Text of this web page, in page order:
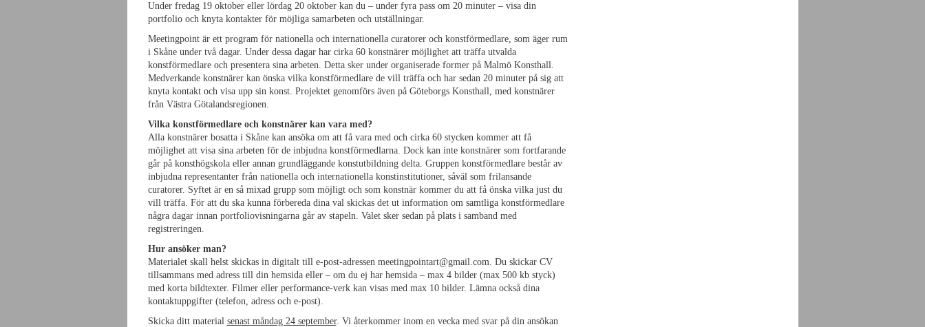
Under fredag 19 oktober eller lördag 20 oktober kan du ­– under fyra pass om 20 minuter – visa din
portfolio och knyta kontakter för möjliga samarbeten och utställningar.
Meetingpoint är ett program för nationella och internationella curatorer och konstförmedlare, som äger rum
i Skåne under två dagar. Under dessa dagar har cirka 60 konstnärer möjlighet att träffa utvalda
konstförmedlare och presentera sina arbeten. Detta sker under organiserade former på Malmö Konsthall.
Medverkande konstnärer kan önska vilka konstförmedlare de vill träffa och har sedan 20 minuter på sig att
knyta kontakt och visa upp sin konst. Projektet genomförs även på Göteborgs Konsthall, med konstnärer
från Västra Götalandsregionen.
Vilka konstförmedlare och konstnärer kan vara med?
Alla konstnärer bosatta i Skåne kan ansöka om att få vara med och cirka 60 stycken kommer att få
möjlighet att visa sina arbeten för de inbjudna konstförmedlarna. Dock kan inte konstnärer som fortfarande
går på konsthögskola eller annan grundläggande konstutbildning delta. Gruppen konstförmedlare består av
inbjudna representanter från nationella och internationella konstinstitutioner, såväl som frilansande
curatorer. Syftet är en så mixad grupp som möjligt och som konstnär kommer du att få önska vilka just du
vill träffa. För att du ska kunna förbereda dina val skickas det ut information om samtliga konstförmedlare
några dagar innan portfoliovisningarna går av stapeln. Valet sker sedan på plats i samband med
registreringen.
Hur ansöker man?
Materialet skall helst skickas in digitalt till e-post-adressen meetingpointart@gmail.com. Du skickar CV
tillsammans med adress till din hemsida eller – om du ej har hemsida – max 4 bilder (max 500 kb styck)
med korta bildtexter. Filmer eller performance-verk kan visas med max 10 bilder. Lämna också dina
kontaktuppgifter (telefon, adress och e-post).
Skicka ditt material senast måndag 24 september. Vi återkommer inom en vecka med svar på din ansökan